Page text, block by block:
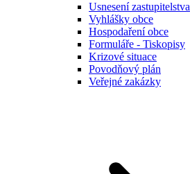
Usnesení zastupitelstva
Vyhlášky obce
Hospodaření obce
Formuláře - Tiskopisy
Krizové situace
Povodňový plán
Veřejné zakázky